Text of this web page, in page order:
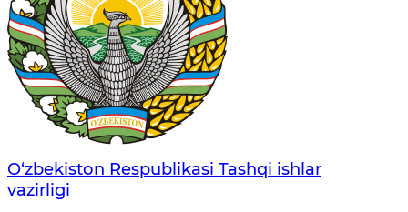
O‘zbеkistоn Rеspublikаsi Tashqi ishlаr
vаzirligi